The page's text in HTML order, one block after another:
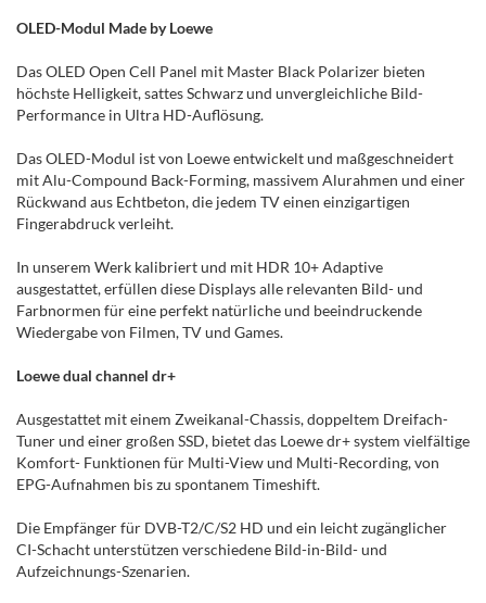
OLED-Modul Made by Loewe
Das OLED Open Cell Panel mit Master Black Polarizer bieten
höchste Helligkeit, sattes Schwarz und unvergleichliche Bild-
Performance in Ultra HD-Auflösung.
Das OLED-Modul ist von Loewe entwickelt und maßgeschneidert
mit Alu-Compound Back-Forming, massivem Alurahmen und einer
Rückwand aus Echtbeton, die jedem TV einen einzigartigen
Fingerabdruck verleiht.
In unserem Werk kalibriert und mit HDR 10+ Adaptive
ausgestattet, erfüllen diese Displays alle relevanten Bild- und
Farbnormen für eine perfekt natürliche und beeindruckende
Wiedergabe von Filmen, TV und Games.
Loewe dual channel dr+
Ausgestattet mit einem Zweikanal-Chassis, doppeltem Dreifach-
Tuner und einer großen SSD, bietet das Loewe dr+ system vielfältige
Komfort- Funktionen für Multi-View und Multi-Recording, von
EPG-Aufnahmen bis zu spontanem Timeshift.
Die Empfänger für DVB-T2/C/S2 HD und ein leicht zugänglicher
CI-Schacht unterstützen verschiedene Bild-in-Bild- und
Aufzeichnungs-Szenarien.